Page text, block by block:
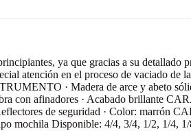
ya que gracias a su
atención en el proceso de vaciado
· Madera de arce y abeto
con afinadores · Acabado brillante
de seguridad · Color: marrón
mochila Disponible: 4/4, 3/4, 1/2, 1/4,